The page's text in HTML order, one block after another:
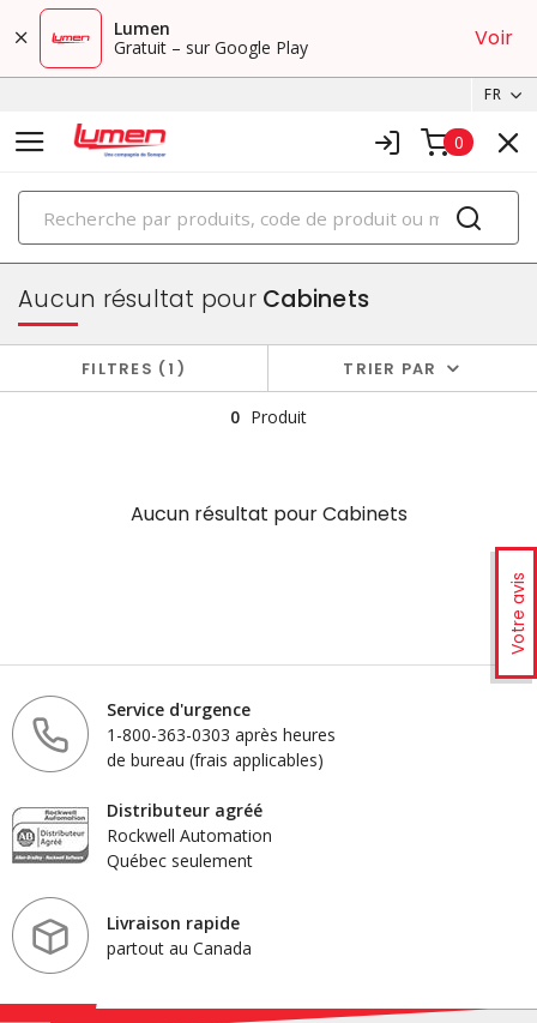
Lumen
Gratuit – sur Google Play
Voir
FR
0
PRODUITS
boîtiers et cabinets
Votre avis
Aucun résultat pourCabinets
FILTRES 1 TRIER PAR
0 Produit
Aucun résultat pourCabinets
Service d'urgence
1-800-363-0303 après heures
de bureau (frais applicables)
Distributeur agréé
Rockwell Automation
Québec seulement
Livraison rapide
partout au Canada